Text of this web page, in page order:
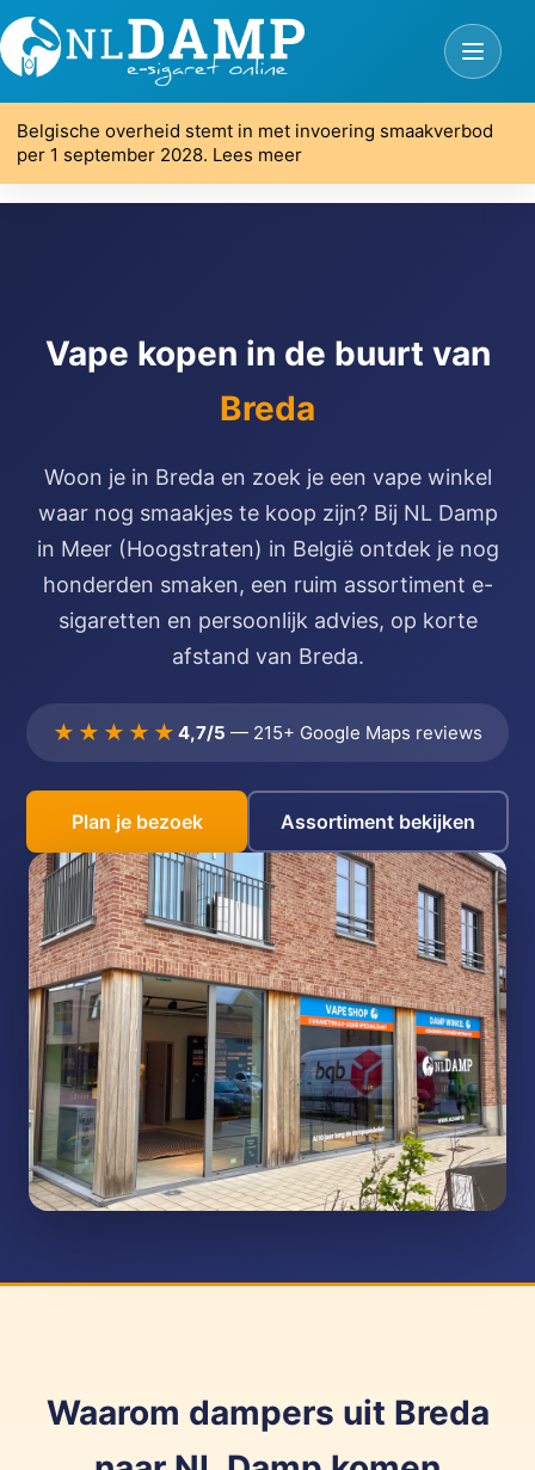
Belgische overheid stemt in met invoering smaakverbod
per 1 september 2028. Lees meer
Vape kopen in de buurt van
Breda
Woon je in Breda en zoek je een vape winkel
waar nog smaakjes te koop zijn? Bij NL Damp
in Meer (Hoogstraten) in België ontdek je nog
honderden smaken, een ruim assortiment e-
sigaretten en persoonlijk advies, op korte
afstand van Breda.
★★★★★ 4,7/5 — 215+ Google Maps reviews
Plan je bezoek Assortiment bekijken
Waarom dampers uit Breda